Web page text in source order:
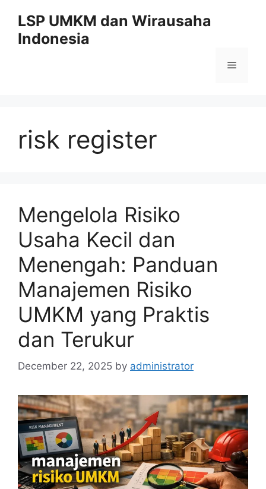
content
LSP UMKM dan Wirausaha
Indonesia
Menu
risk register
Mengelola Risiko
Usaha Kecil dan
Menengah: Panduan
Manajemen Risiko
UMKM yang Praktis
dan Terukur
December 22, 2025 by administrator